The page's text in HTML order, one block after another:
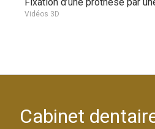
Vidéos 3D
Cabinet